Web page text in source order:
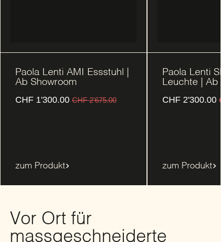
Paola Lenti AMI Essstuhl |
Ab Showroom
CHF 1'300.00 CHF2'675.00
zum Produkt
Paola Lenti
Leuchte | Ab
CHF 2'300.00
zum Produkt
Vor Ort für
massgeschneiderte